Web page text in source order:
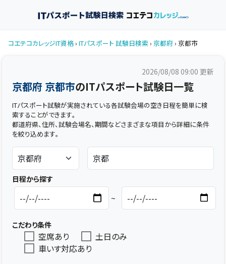
コエテコカレッジIT資格› ITパスポート 試験日検索 › 京都府› 京都市
2026/08/08 09:00 更新
京都府 京都市のITパスポート試験日一覧
ITパスポート試験が実施されている各試験会場の空き日程を簡単に検
索することができます。
都道府県、住所、試験会場名、期間などさまざまな項目から詳細に条件
を絞り込めます。
日程から探す
~
こだわり条件
空席あり
土日のみ
車いす対応あり